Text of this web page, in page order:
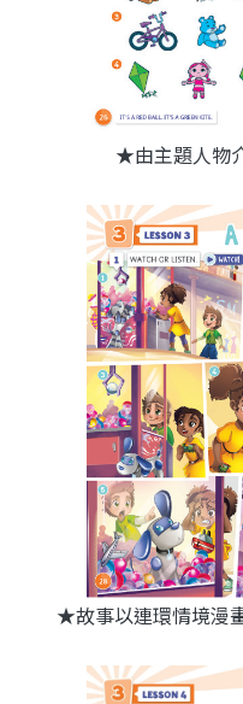
★由主題人物
★故事以連環情境漫